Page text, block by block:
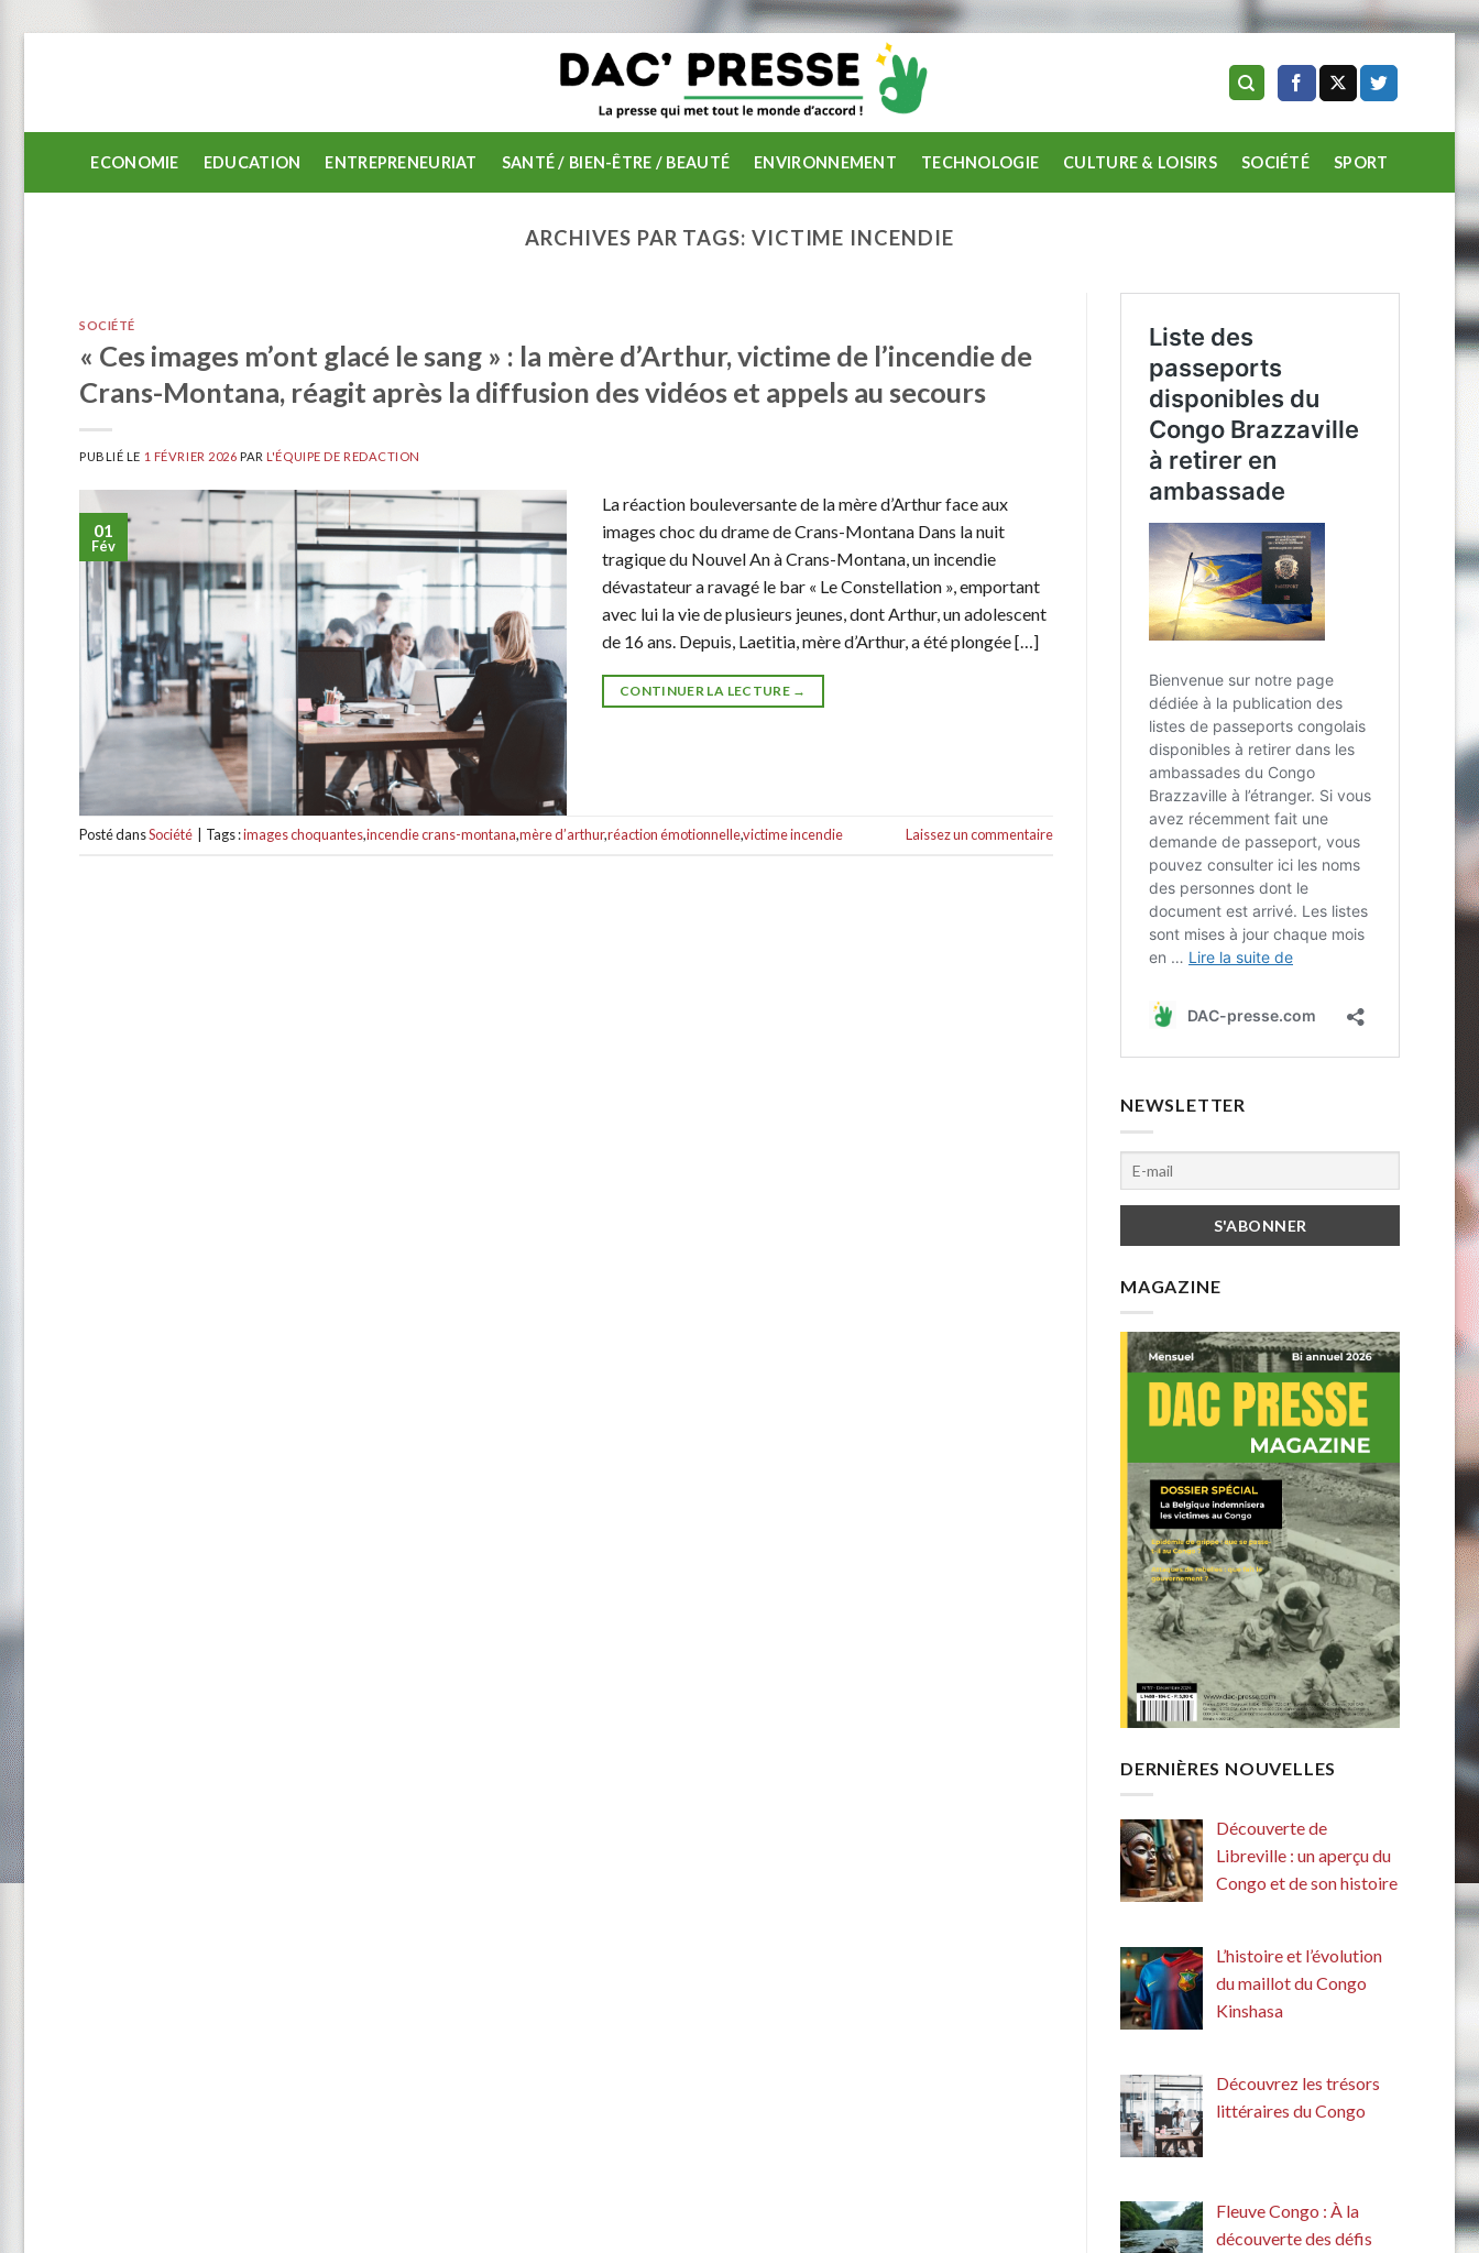
ECONOMIE EDUCATION ENTREPRENEURIAT SANTÉ / BIEN-ÊTRE / BEAUTÉ ENVIRONNEMENT TECHNOLOGIE CULTURE & LOISIRS SOCIÉTÉ SPORT
ARCHIVES PAR TAGS: VICTIME INCENDIE
SOCIÉTÉ
« Ces images m’ont glacé le sang » : la mère d’Arthur, victime de l’incendie de
Crans-Montana, réagit après la diffusion des vidéos et appels au secours
PUBLIÉ LE 1 FÉVRIER 2026 PARL'ÉQUIPE DE REDACTION
01
Fév
La réaction bouleversante de la mère d’Arthur face aux
images choc du drame de Crans-Montana Dans la nuit
tragique du Nouvel An à Crans-Montana, un incendie
dévastateur a ravagé le bar « Le Constellation », emportant
avec lui la vie de plusieurs jeunes, dont Arthur, un adolescent
de 16 ans. Depuis, Laetitia, mère d’Arthur, a été plongée […]
CONTINUER LA LECTURE →
Posté dansSociété Tags :images choquantes,incendie crans-montana,mère d’arthur,réaction émotionnelle,victime incendie Laissez un commentaire
NEWSLETTER
MAGAZINE
DERNIÈRES NOUVELLES
Découverte de
Libreville : un aperçu du
Congo et de son histoire
L’histoire et l’évolution
du maillot du Congo
Kinshasa
Découvrez les trésors
littéraires du Congo
Fleuve Congo : À la
découverte des défis